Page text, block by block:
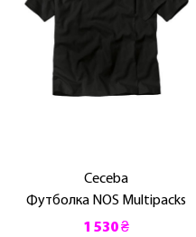
Ceceba
Футболка NOS Multipacks
1 530 ₴